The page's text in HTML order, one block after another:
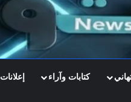
كتابات وآراء إعلانات